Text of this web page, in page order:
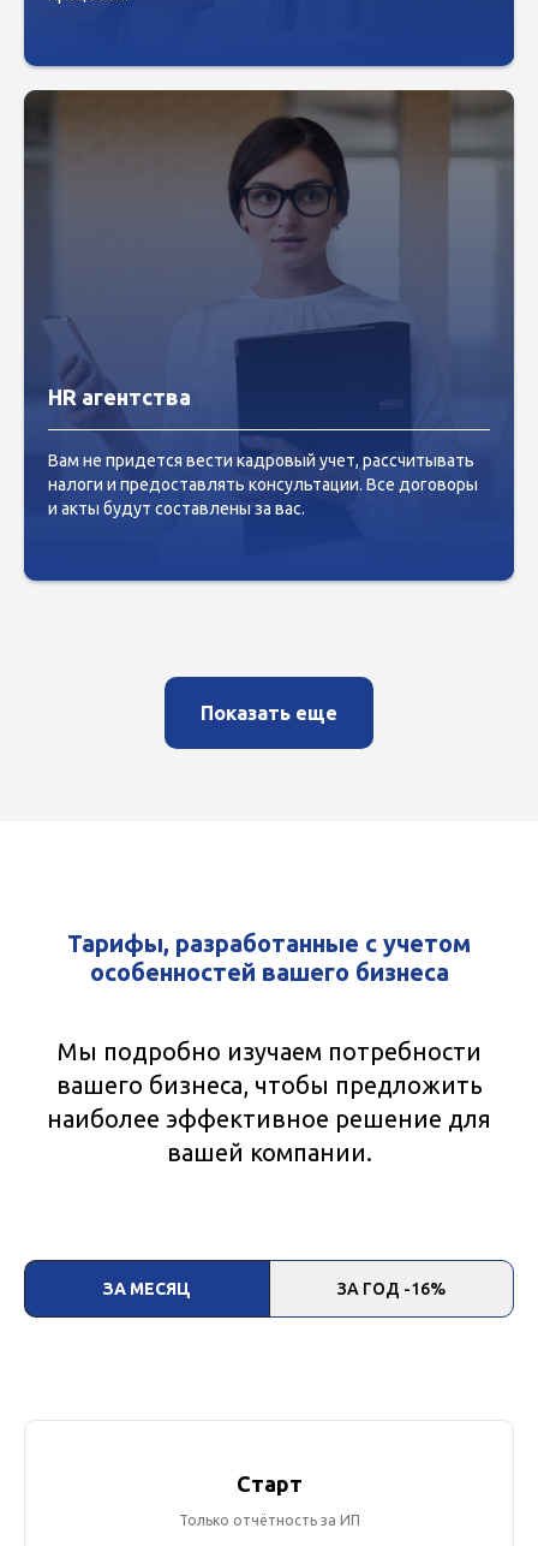
HR агентства
Вам не придется вести кадровый учет, рассчитывать
налоги и предоставлять консультации. Все договоры
и акты будут составлены за вас.
Показать еще
Тарифы, разработанные с учетом
особенностей вашего бизнеса
Мы подробно изучаем потребности
вашего бизнеса, чтобы предложить
наиболее эффективное решение для
вашей компании.
ЗА МЕСЯЦ ЗА ГОД -16%
Старт
Только отчётность за ИП